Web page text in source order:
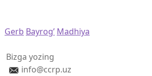
Gerb Bayrog’ Madhiya
Bizga yozing
info@ccrp.uz